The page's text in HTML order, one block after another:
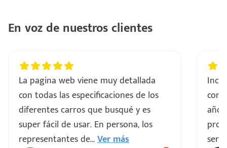
En voz de nuestros clientes
La pagina web viene muy detallada
con todas las especificaciones de los
diferentes carros que busqué y es
super fácil de usar. En persona, los
representantes de...Ver más